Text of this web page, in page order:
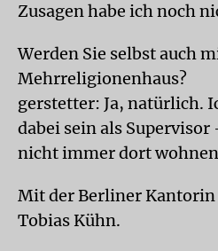
Zusagen habe ich noch
Werden Sie selbst auch
Mehrreligionenhaus?
gerstetter: Ja, natürlich.
dabei sein als
nicht immer dort
Mit der Berliner Kantorin
Tobias Kühn.